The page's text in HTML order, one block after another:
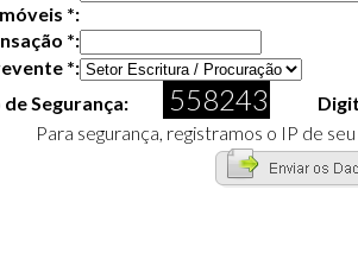
*:
*:
*:
Segurança:
558243
Para segurança, registramos o IP de